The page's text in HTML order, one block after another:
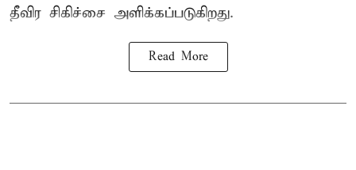
தீவிர சிகிச்சை அளிக்கப்படுகிறது.
Read More